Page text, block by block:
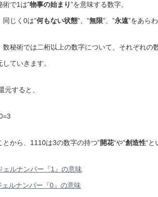
術で1は”物事の始まり”を意味する数字。
同じく0は”何もない状態”、”無限”、”永遠”をあら
数秘術では二桁以上の数字について、それぞれの
ていきます。
元すると、
とから、1110は3の数字の持つ”開花“や”創造性“と
ェルナンバー『1』の意味
ェルナンバー『0』の意味